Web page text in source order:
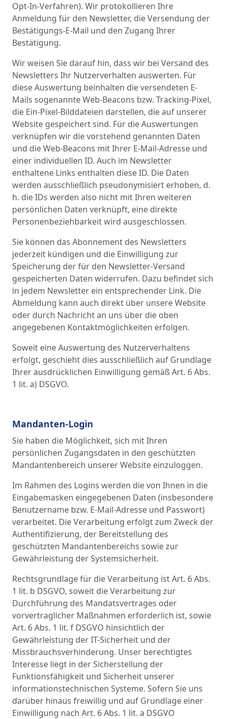
Opt-In-Verfahren). Wir protokollieren Ihre
Anmeldung für den Newsletter, die Versendung der
Bestätigungs-E-Mail und den Zugang Ihrer
Bestätigung.
Wir weisen Sie darauf hin, dass wir bei Versand des
Newsletters Ihr Nutzerverhalten auswerten. Für
diese Auswertung beinhalten die versendeten E-
Mails sogenannte Web-Beacons bzw. Tracking-Pixel,
die Ein-Pixel-Bilddateien darstellen, die auf unserer
Website gespeichert sind. Für die Auswertungen
verknüpfen wir die vorstehend genannten Daten
und die Web-Beacons mit Ihrer E-Mail-Adresse und
einer individuellen ID. Auch im Newsletter
enthaltene Links enthalten diese ID. Die Daten
werden ausschließlich pseudonymisiert erhoben, d.
h. die IDs werden also nicht mit Ihren weiteren
persönlichen Daten verknüpft, eine direkte
Personenbeziehbarkeit wird ausgeschlossen.
Sie können das Abonnement des Newsletters
jederzeit kündigen und die Einwilligung zur
Speicherung der für den Newsletter-Versand
gespeicherten Daten widerrufen. Dazu befindet sich
in jedem Newsletter ein entsprechender Link. Die
Abmeldung kann auch direkt über unsere Website
oder durch Nachricht an uns über die oben
angegebenen Kontaktmöglichkeiten erfolgen.
Soweit eine Auswertung des Nutzerverhaltens
erfolgt, geschieht dies ausschließlich auf Grundlage
Ihrer ausdrücklichen Einwilligung gemäß Art. 6 Abs.
1 lit. a) DSGVO.
Mandanten-Login
Sie haben die Möglichkeit, sich mit Ihren
persönlichen Zugangsdaten in den geschützten
Mandantenbereich unserer Website einzuloggen.
Im Rahmen des Logins werden die von Ihnen in die
Eingabemasken eingegebenen Daten (insbesondere
Benutzername bzw. E-Mail-Adresse und Passwort)
verarbeitet. Die Verarbeitung erfolgt zum Zweck der
Authentifizierung, der Bereitstellung des
geschützten Mandantenbereichs sowie zur
Gewährleistung der Systemsicherheit.
Rechtsgrundlage für die Verarbeitung ist Art. 6 Abs.
1 lit. b DSGVO, soweit die Verarbeitung zur
Durchführung des Mandatsvertrages oder
vorvertraglicher Maßnahmen erforderlich ist, sowie
Art. 6 Abs. 1 lit. f DSGVO hinsichtlich der
Gewährleistung der IT-Sicherheit und der
Missbrauchsverhinderung. Unser berechtigtes
Interesse liegt in der Sicherstellung der
Funktionsfähigkeit und Sicherheit unserer
informationstechnischen Systeme. Sofern Sie uns
darüber hinaus freiwillig und auf Grundlage einer
Einwilligung nach Art. 6 Abs. 1 lit. a DSGVO